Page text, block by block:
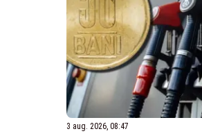
3 aug. 2026, 08:47